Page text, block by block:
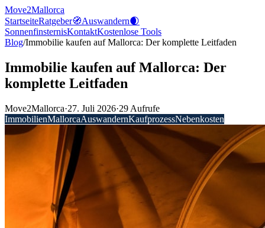
Move2Mallorca
StartseiteRatgeber🧭Auswandern🌒
SonnenfinsternisKontaktKostenlose Tools
Blog/Immobilie kaufen auf Mallorca: Der komplette Leitfaden
Immobilie kaufen auf Mallorca: Der
komplette Leitfaden
Move2Mallorca·27. Juli 2026·29 Aufrufe
ImmobilienMallorcaAuswandernKaufprozessNebenkosten